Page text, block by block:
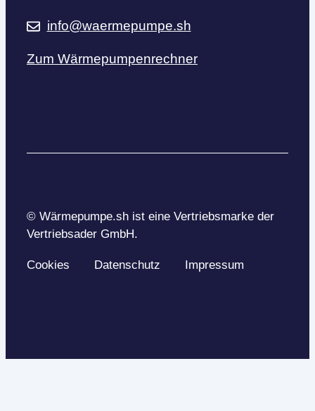
info@waermepumpe.sh
Zum Wärmepumpenrechner
© Wärmepumpe.sh ist eine Vertriebsmarke der
Vertriebsader GmbH.
Cookies Datenschutz Impressum